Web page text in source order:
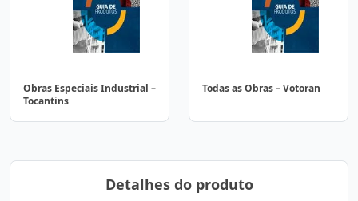
Obras Especiais Industrial –
Tocantins
Todas as Obras – Votoran
Detalhes do produto